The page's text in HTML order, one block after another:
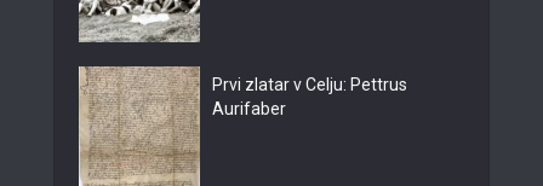
Prvi zlatar v Celju: Pettrus
Aurifaber